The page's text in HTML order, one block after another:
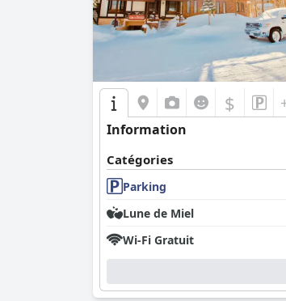
$
Information
Catégories
Parking
Lune de Miel
Wi-Fi Gratuit